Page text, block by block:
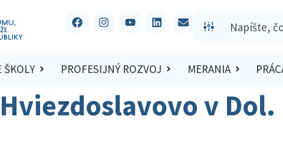
ŠKOLY PROFESIJNÝ ROZVOJ MERANIA
v